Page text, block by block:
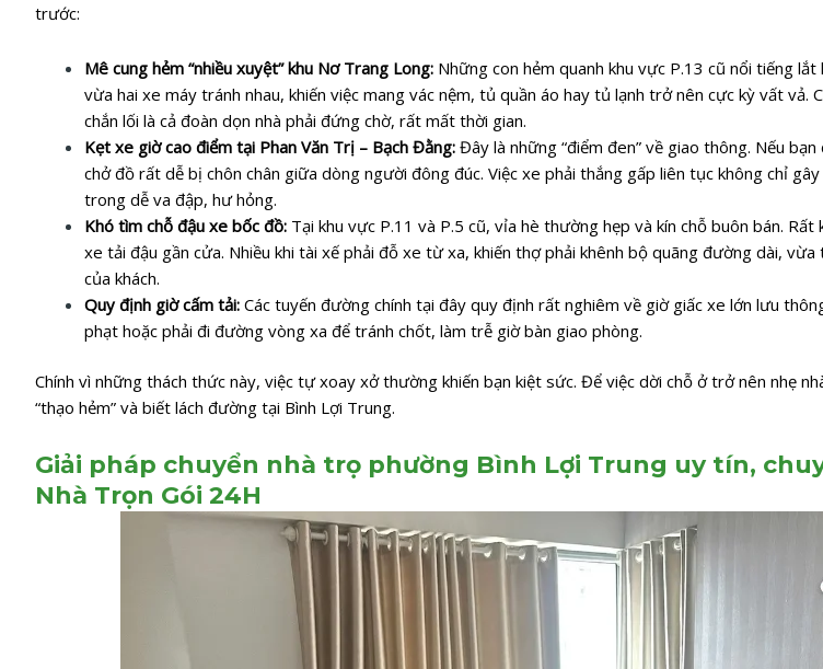
trước:
Mê cung hẻm “nhiều xuyệt” khu Nơ Trang Long: Những con hẻm quanh khu vực P.13 cũ nổi tiếng
vừa hai xe máy tránh nhau, khiến việc mang vác nệm, tủ quần áo hay tủ lạnh trở nên cực kỳ vất vả.
chắn lối là cả đoàn dọn nhà phải đứng chờ, rất mất thời gian.
Kẹt xe giờ cao điểm tại Phan Văn Trị – Bạch Đằng: Đây là những “điểm đen” về giao thông. Nếu
chở đồ rất dễ bị chôn chân giữa dòng người đông đúc. Việc xe phải thắng gấp liên tục không chỉ
trong dễ va đập, hư hỏng.
Khó tìm chỗ đậu xe bốc đồ: Tại khu vực P.11 và P.5 cũ, vỉa hè thường hẹp và kín chỗ buôn bán.
xe tải đậu gần cửa. Nhiều khi tài xế phải đỗ xe từ xa, khiến thợ phải khênh bộ quãng đường dài,
của khách.
Quy định giờ cấm tải: Các tuyến đường chính tại đây quy định rất nghiêm về giờ giấc xe lớn lưu
phạt hoặc phải đi đường vòng xa để tránh chốt, làm trễ giờ bàn giao phòng.
Chính vì những thách thức này, việc tự xoay xở thường khiến bạn kiệt sức. Để việc dời chỗ ở trở nên nhẹ
“thạo hẻm” và biết lách đường tại Bình Lợi Trung.
Giải pháp chuyển nhà trọ phường Bình Lợi Trung uy tín,
Nhà Trọn Gói 24H